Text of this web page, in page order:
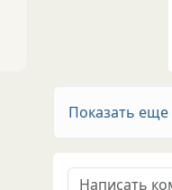
Показать